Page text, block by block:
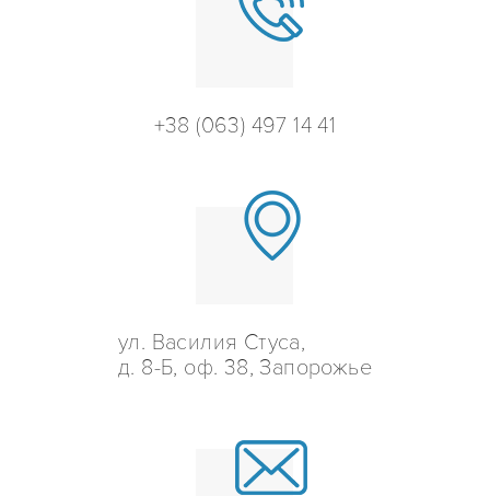
+38 (063) 497 14 41
ул. Василия Стуса,
д. 8-Б, оф. 38, Запорожье